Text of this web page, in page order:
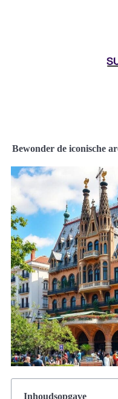
Bewonder de iconische
Inhoudsopgave